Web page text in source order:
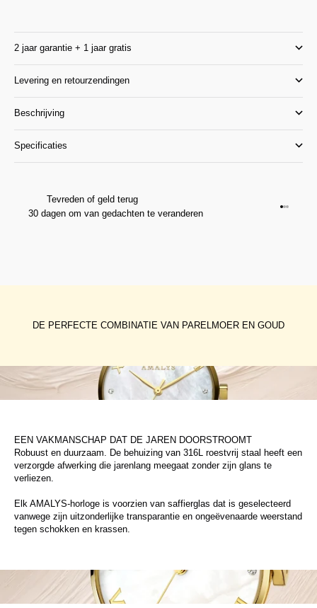
2 jaar garantie + 1 jaar gratis
Levering en retourzendingen
Beschrijving
Specificaties
Tevreden of geld terug
30 dagen om van gedachten te veranderen
Ga naar
Ga
Ga
DE PERFECTE COMBINATIE VAN PARELMOER EN GOUD
EEN VAKMANSCHAP DAT DE JAREN DOORSTROOMT
Robuust en duurzaam. De behuizing van 316L roestvrij staal heeft een
verzorgde afwerking die jarenlang meegaat zonder zijn glans te
verliezen.
Elk AMALYS-horloge is voorzien van saffierglas dat is geselecteerd
vanwege zijn uitzonderlijke transparantie en ongeëvenaarde weerstand
tegen schokken en krassen.